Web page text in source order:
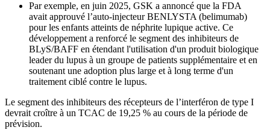
Par exemple, en juin 2025, GSK a annoncé que la FDA
avait approuvé l’auto-injecteur BENLYSTA (belimumab)
pour les enfants atteints de néphrite lupique active. Ce
développement a renforcé le segment des inhibiteurs de
BLyS/BAFF en étendant l'utilisation d'un produit biologique
leader du lupus à un groupe de patients supplémentaire et en
soutenant une adoption plus large et à long terme d'un
traitement ciblé contre le lupus.
Le segment des inhibiteurs des récepteurs de l’interféron de type I
devrait croître à un TCAC de 19,25 % au cours de la période de
prévision.